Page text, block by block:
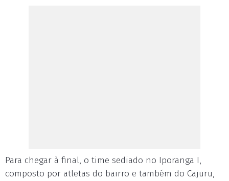
Para chegar à final, o time sediado no Iporanga I,
composto por atletas do bairro e também do Cajuru,